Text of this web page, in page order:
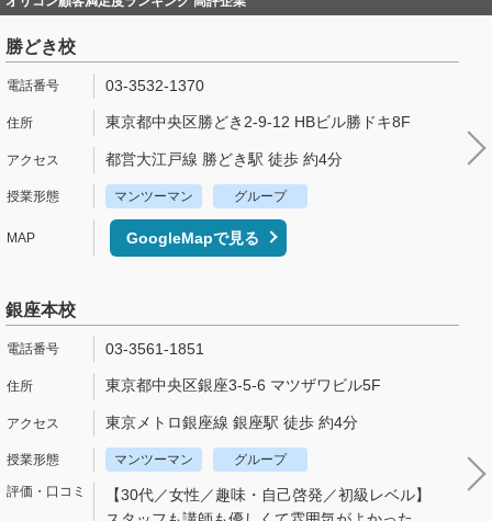
勝どき校
03-3532-1370
東京都中央区勝どき2-9-12 HBビル勝ドキ8F
都営大江戸線 勝どき駅 徒歩 約4分
マンツーマン グループ
GoogleMapで見る
銀座本校
03-3561-1851
東京都中央区銀座3-5-6 マツザワビル5F
東京メトロ銀座線 銀座駅 徒歩 約4分
マンツーマン グループ
【30代／女性／趣味・自己啓発／初級レベル】